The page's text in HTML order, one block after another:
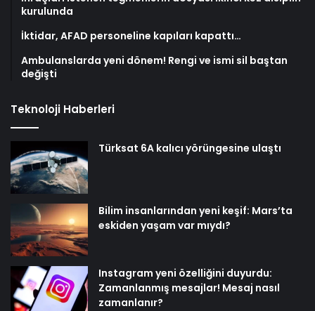
kurulunda
İktidar, AFAD personeline kapıları kapattı…
Ambulanslarda yeni dönem! Rengi ve ismi sil baştan
değişti
Teknoloji Haberleri
Türksat 6A kalıcı yörüngesine ulaştı
Bilim insanlarından yeni keşif: Mars’ta
eskiden yaşam var mıydı?
Instagram yeni özelliğini duyurdu:
Zamanlanmış mesajlar! Mesaj nasıl
zamanlanır?